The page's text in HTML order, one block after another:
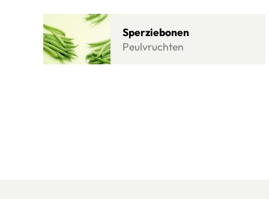
Sperziebonen
Peulvruchten
Lees meer over Sperziebonen